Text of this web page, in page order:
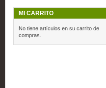
MI CARRITO
No tiene artículos en su carrito de
compras.